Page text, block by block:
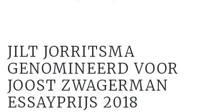
JILT JORRITSMA
GENOMINEERD VOOR
JOOST ZWAGERMAN
ESSAYPRIJS 2018